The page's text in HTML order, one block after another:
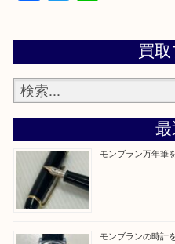
買取専門店 大吉 アル
た。と思ってもらえる
だきます。
—お知らせ—
最後に当店では現在正
る方はお気軽にお問合